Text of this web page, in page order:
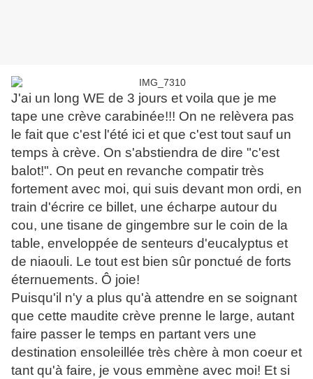
J'ai un long WE de 3 jours et voila que je me
tape une crève carabinée!!! On ne relèvera pas
le fait que c'est l'été ici et que c'est tout sauf un
temps à crève. On s'abstiendra de dire "c'est
balot!". On peut en revanche compatir très
fortement avec moi, qui suis devant mon ordi, en
train d'écrire ce billet, une écharpe autour du
cou, une tisane de gingembre sur le coin de la
table, enveloppée de senteurs d'eucalyptus et
de niaouli. Le tout est bien sûr ponctué de forts
éternuements. Ô joie!
Puisqu'il n'y a plus qu'à attendre en se soignant
que cette maudite crève prenne le large, autant
faire passer le temps en partant vers une
destination ensoleillée très chère à mon coeur et
tant qu'à faire, je vous emmène avec moi! Et si